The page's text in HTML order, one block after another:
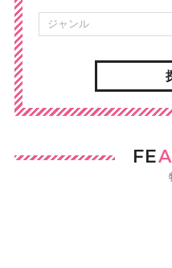
FEA